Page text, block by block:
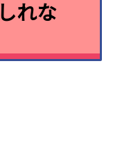
れな